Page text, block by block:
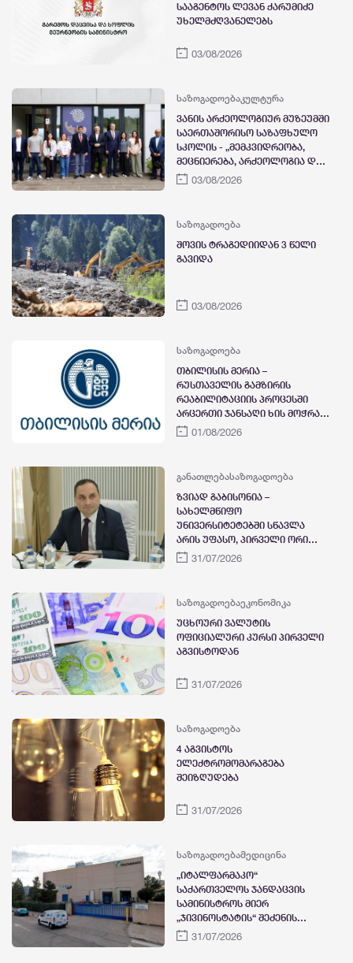
სააგენტოს ლევან ქარუმიძე
უხელმძღვანელებს
03/08/2026
საზოგადოებაკულტურა
ვანის არქეოლოგიურ მუზეუმში
საერთაშორისო საზაფხულო
სკოლის - „მემკვიდრეობა,
მეცნიერება, არქეოლოგია და
თანამედროვე
ღონისძიება გაიმართა.
03/08/2026
საზოგადოება
შოვის ტრაგედიიდან 3 წელი
გავიდა
03/08/2026
საზოგადოება
თბილისის მერია –
რუსთაველის გამზირის
რეაბილიტაციის პროცესში
არცერთი ჯანსაღი ხის მოჭრა
არ იგეგმება, ერთადერთი ხე,
მისი წაქცევის რისკი
01/08/2026
განათლებასაზოგადოება
ზვიად გაბისონია –
სახელმწიფო
უნივერსიტეტებში სწავლა
არის უფასო, პირველი ორი
სემესტრი საფასურს სრულად
დაფინანსების
შესანარჩუნებლად,
სტუდენტმა უნდა დააგროვოს
კრედიტების 80%-ზე მეტი
31/07/2026
საზოგადოებაეკონომიკა
უცხოური ვალუტის
ოფიციალური კურსი პირველი
აგვისტოდან
31/07/2026
საზოგადოება
4 აგვისტოს
ელექტრომომარაგება
შეიზღუდება
31/07/2026
საზოგადოებამედიცინა
„იტალფარმაკო“
საქართველოს ჯანდაცვის
სამინისტროს მიერ
„ჯივინოსტატის“ შეძენის
გადაწყვეტილებასთან
31/07/2026